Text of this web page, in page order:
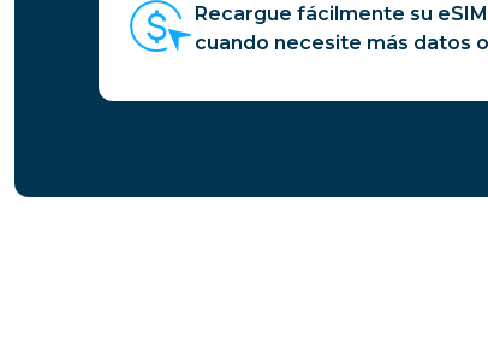
Recargue fácilmente su
cuando necesite más datos